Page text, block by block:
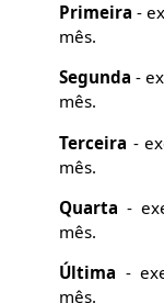
Primeira -
mês.
Segunda -
mês.
Terceira -
mês.
Quarta -
mês.
Última -
mês.